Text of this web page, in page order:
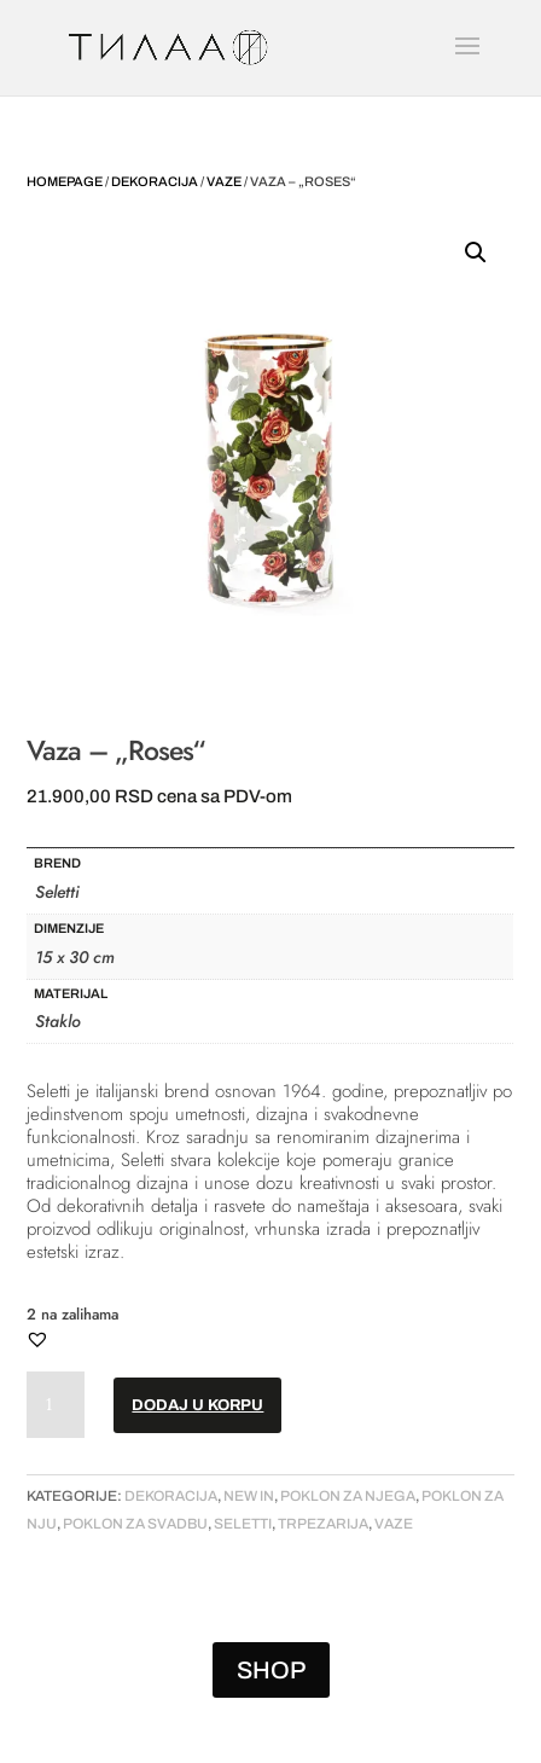
HOMEPAGE/DEKORACIJA /VAZE/ VAZA – „ROSES“
Vaza – „Roses“
21.900,00 RSD cena sa PDV-om
BREND
Seletti
DIMENZIJE
15 x 30 cm
MATERIJAL
Staklo
Seletti je italijanski brend osnovan 1964. godine, prepoznatljiv po
jedinstvenom spoju umetnosti, dizajna i svakodnevne
funkcionalnosti. Kroz saradnju sa renomiranim dizajnerima i
umetnicima, Seletti stvara kolekcije koje pomeraju granice
tradicionalnog dizajna i unose dozu kreativnosti u svaki prostor.
Od dekorativnih detalja i rasvete do nameštaja i aksesoara, svaki
proizvod odlikuju originalnost, vrhunska izrada i prepoznatljiv
estetski izraz.
2 na zalihama
"Roses"
DODAJ U KORPU
KATEGORIJE: DEKORACIJA, NEW IN, POKLON ZA NJEGA, POKLON ZA
NJU, POKLON ZA SVADBU, SELETTI,TRPEZARIJA,VAZE
SHOP